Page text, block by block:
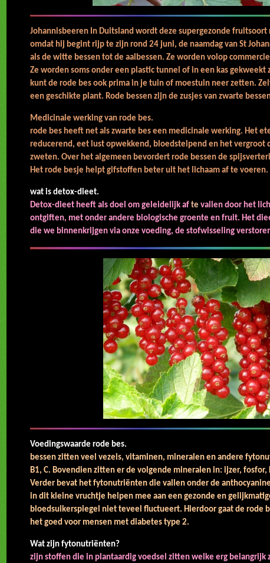
Johannisbeeren In Duitsland wordt deze supergezonde
omdat hij begint rijp te zijn rond 24 juni, de naamdag van St
als de witte bessen tot de aalbessen. Ze worden volop
Ze worden soms onder een plastic tunnel of in een kas gekweekt
kunt de rode bes ook prima in je tuin of moestuin neer zetten.
een geschikte plant. Rode bessen zijn de zusjes van zwarte
Medicinale werking van
rode bes heeft net als zwarte bes een medicinale werking. Het
reducerend, eet lust opwekkend, bloedstelpend en het vergroot
zweten. Over het algemeen bevordert rode bessen de
Het rode besje helpt gifstoffen beter uit het lichaam af te
wat is detox-
Detox-dieet heeft als doel om geleidelijk afte vallen door het
ontgiften, met onder andere biologische groente en fruit. Het
die we binnenkrijgen via onze voeding, de stofwisseling
Voedingswaarde
bessen zitten veel vezels, vitaminen, mineralen en andere
B1, C. Bovendien zitten er de volgende mineralen in: ijzer, fosfor,
Verder bevat het fytonutriënten die vallen onder de
in dit kleine vruchtje helpen mee aan een gezonde en
bloedsuikerspiegel niet teveel fluctueert. Hierdoor gaat de rode
het goed voor mensen met diabetes type 2.
Wat zijn
zijn stoffen die in plantaardig voedsel zitten welke erg belangrijk